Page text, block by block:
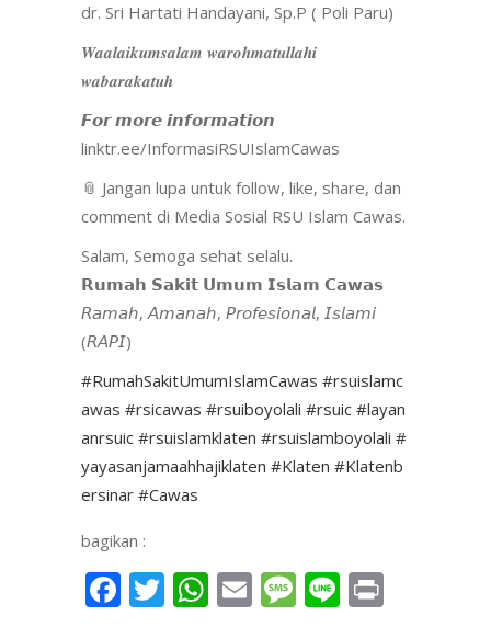
dr. Sri Hartati Handayani, Sp.P ( Poli Paru)
𝑾𝒂𝒂𝒍𝒂𝒊𝒌𝒖𝒎𝒔𝒂𝒍𝒂𝒎 𝒘𝒂𝒓𝒐𝒉𝒎𝒂𝒕𝒖𝒍𝒍𝒂𝒉𝒊
𝒘𝒂𝒃𝒂𝒓𝒂𝒌𝒂𝒕𝒖𝒉
𝙁𝙤𝙧 𝙢𝙤𝙧𝙚 𝙞𝙣𝙛𝙤𝙧𝙢𝙖𝙩𝙞𝙤𝙣
linktr.ee/InformasiRSUIslamCawas
📎 Jangan lupa untuk follow, like, share, dan
comment di Media Sosial RSU Islam Cawas.
Salam, Semoga sehat selalu.
𝗥𝘂𝗺𝗮𝗵 𝗦𝗮𝗸𝗶𝘁 𝗨𝗺𝘂𝗺 𝗜𝘀𝗹𝗮𝗺 𝗖𝗮𝘄𝗮𝘀
𝘙𝘢𝘮𝘢𝘩, 𝘈𝘮𝘢𝘯𝘢𝘩, 𝘗𝘳𝘰𝘧𝘦𝘴𝘪𝘰𝘯𝘢𝘭, 𝘐𝘴𝘭𝘢𝘮𝘪
(𝘙𝘈𝘗𝘐)
#RumahSakitUmumIslamCawas #rsuislamc
awas #rsicawas #rsuiboyolali #rsuic #layan
anrsuic #rsuislamklaten #rsuislamboyolali #
yayasanjamaahhajiklaten #Klaten #Klatenb
ersinar #Cawas
bagikan :
Facebook
Twitter
WhatsApp
EmailMessage
Line